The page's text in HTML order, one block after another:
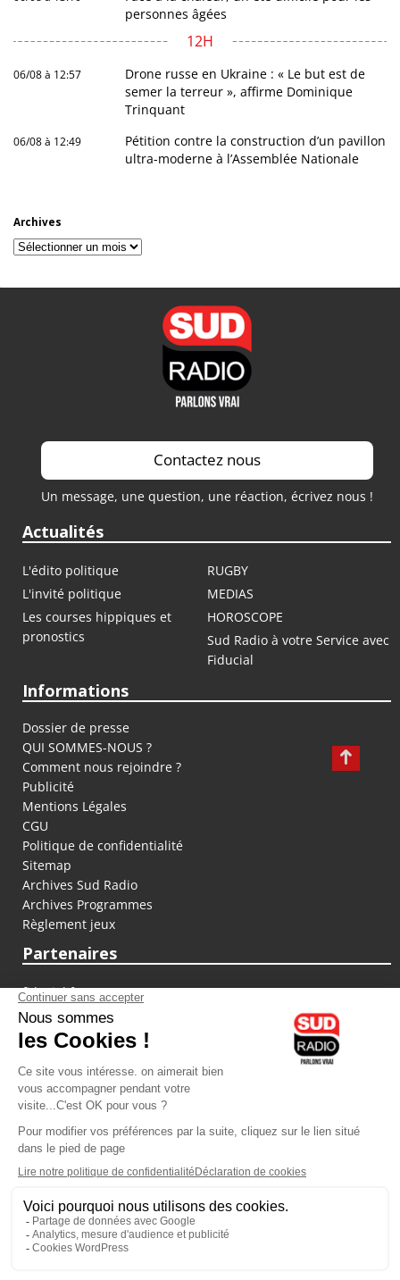
personnes âgées
12H
06/08 à 12:57
Drone russe en Ukraine : « Le but est de
semer la terreur », affirme Dominique
Trinquant
06/08 à 12:49
Pétition contre la construction d’un pavillon
ultra-moderne à l’Assemblée Nationale
Archives
Archives
Contactez nous
Un message, une question, une réaction, écrivez nous !
Actualités
L'édito politique
RUGBY
L'invité politique
MEDIAS
Les courses hippiques et
pronostics
HOROSCOPE
Sud Radio à votre Service avec
Fiducial
Informations
Dossier de presse
QUI SOMMES-NOUS ?
Comment nous rejoindre ?
Publicité
Mentions Légales
CGU
Politique de confidentialité
Sitemap
Archives Sud Radio
Archives Programmes
Règlement jeux
Partenaires
fiducial.fr
lyoncapitale.fr
olympique-et-lyonnais.com
L'application Iphone / Android
Téléchargez l'application
Les cookies
Gestion des cookies
Crédit photos : ©Sud Radio / Pierre Olivier